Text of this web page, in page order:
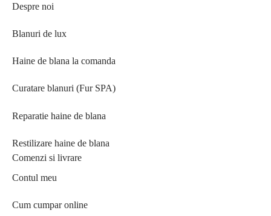
Despre noi
Blanuri de lux
Haine de blana la comanda
Curatare blanuri (Fur SPA)
Reparatie haine de blana
Restilizare haine de blana
Comenzi si livrare
Contul meu
Cum cumpar online